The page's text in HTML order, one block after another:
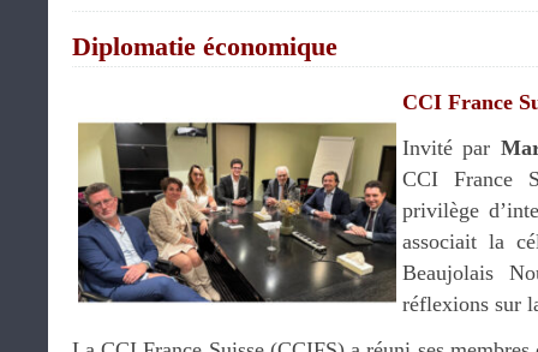
Diplomatie économique
CCI France
Invité par
CCI France
privilège
associait la
Beaujolais
réflexions sur